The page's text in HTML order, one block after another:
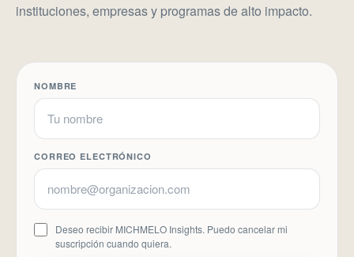
instituciones, empresas y programas de alto impacto.
NOMBRE
CORREO ELECTRÓNICO
Deseo recibir MICHMELO Insights. Puedo cancelar mi
suscripción cuando quiera.